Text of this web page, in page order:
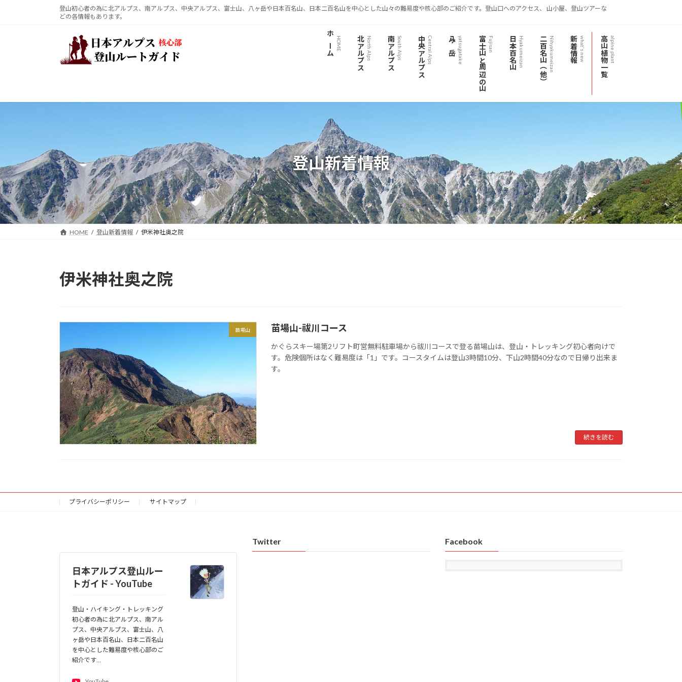
ッ
移
登山初心者の為に北アルプス、南アルプス、中央アルプス、富士山、八ヶ岳や日本百名山、日本二百名山を中心とした山々の難易度や核心部のご紹介です。登山口へのアクセス、 山小屋、登山ツアーな
どの各情報もあります。
ホーム HOME 北アルプスNorth Alps 南アルプスSouth Alps 中央アルプスCentral Alps 八ヶ岳yatsugatake 富士山と周辺の山Fujisan 日本百名山Hyakumeizan 二百名山（他）Nihyakumeizan 新着情報what's new 高山植物一覧alpine plant
登山新着情報
HOME 登山新着情報 伊米神社奥之院
伊米神社奥之院
苗場山 苗場山-祓川コース
かぐらスキー場第2リフト町営無料駐車場から祓川コースで登る苗場山は、登山・トレッキング初心者向けで
す。危険個所はなく難易度は「1」です。コースタイムは登山3時間10分、下山2時間40分なので日帰り出来ま
す。
続きを読む
プライバシーポリシー サイトマップ
日本アルプス登山ルー
トガイド - YouTube
登山・ハイキング・トレッキング
初心者の為に北アルプス、南アル
プス、中央アルプス、富士山、八
ヶ岳や日本百名山、日本二百名山
を中心とした難易度や核心部のご
紹介です…
Twitter Facebook